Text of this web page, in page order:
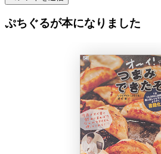
ぷちぐるが本になりました